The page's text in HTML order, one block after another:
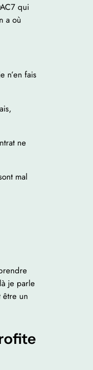
qui
a où
n’en fais
ne
mal
je parle
être un